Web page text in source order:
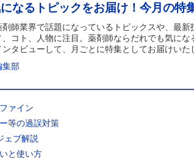
なるトピックをお届け！今月の特
師業界で話題になっているトピックスや、最新
、コト、人物に注目。薬剤師ならだれでも気にな
タビューして、月ごとに特集としてお届けいた
集部
ァイン
等の過誤対策
ェブ解説
と使い方